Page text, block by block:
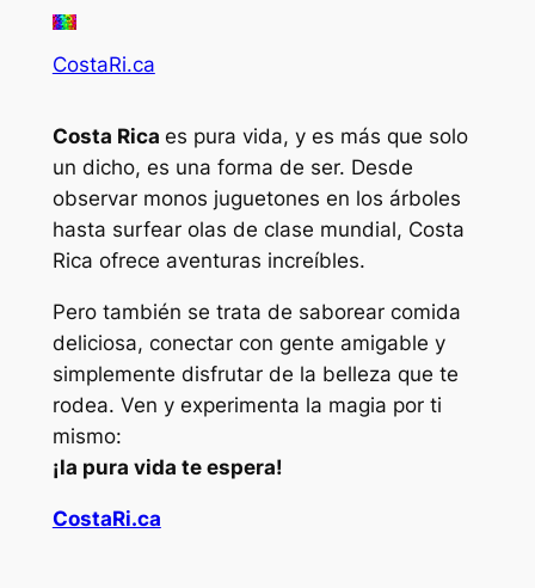
CostaRi.ca
Costa Rica es pura vida, y es más que solo
un dicho, es una forma de ser. Desde
observar monos juguetones en los árboles
hasta surfear olas de clase mundial, Costa
Rica ofrece aventuras increíbles.
Pero también se trata de saborear comida
deliciosa, conectar con gente amigable y
simplemente disfrutar de la belleza que te
rodea. Ven y experimenta la magia por ti
mismo:
¡la pura vida te espera!
CostaRi.ca